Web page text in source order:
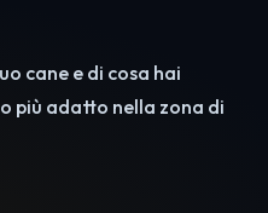
cane e di cosa hai
più adatto nella zona di